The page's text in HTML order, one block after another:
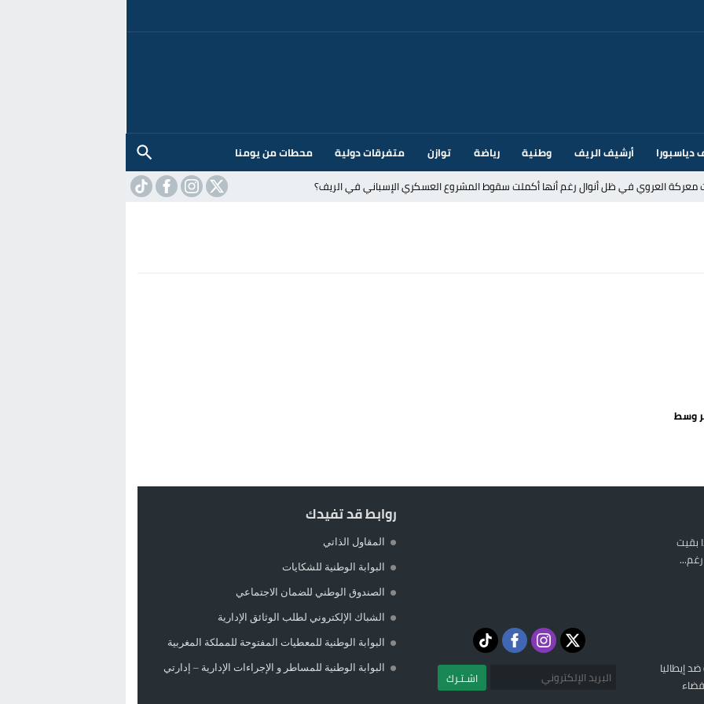
دياسبورا أرشيف الريف وطنية رياضة توازن متفرقات دولية
محطات من يومنا
معركة العروي في ظل أنوال رغم أنها أكملت سقوط المشروع العسكري الإسباني في الريف؟
بسبب الضوابط الحدودية في فضاء شنغن
لرعاية القاصرين في سبتة
وسط
بقيت
إيطاليا
اشـتـرك
روابط قد تفيدك
المقاول الذاتي
البوابة الوطنية للشكايات
الصندوق الوطني للضمان الاجتماعي
الشباك الإلكتروني لطلب الوثائق الإدارية
البوابة الوطنية للمعطيات المفتوحة للمملكة المغربية
البوابة الوطنية للمساطر و الإجراءات الإدارية – إدارتي